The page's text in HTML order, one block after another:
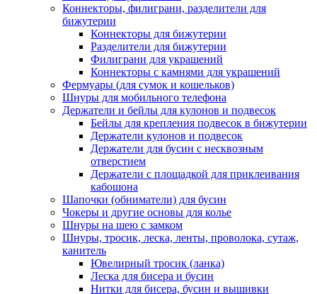
Коннекторы, филиграни, разделители для
бижутерии
Коннекторы для бижутерии
Разделители для бижутерии
Филиграни для украшений
Коннекторы с камнями для украшений
Фермуары (для сумок и кошельков)
Шнуры для мобильного телефона
Держатели и бейлы для кулонов и подвесок
Бейлы для крепления подвесок в бижутерии
Держатели кулонов и подвесок
Держатели для бусин с несквозным
отверстием
Держатели с площадкой для приклеивания
кабошона
Шапочки (обниматели) для бусин
Чокеры и другие основы для колье
Шнуры на шею с замком
Шнуры, тросик, леска, ленты, проволока, сутаж,
канитель
Ювелирный тросик (ланка)
Леска для бисера и бусин
Нитки для бисера, бусин и вышивки